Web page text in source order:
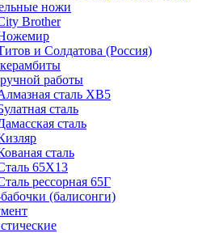
ножи
Brother
и Солдатова (Россия)
работы
сталь ХВ5
сталь
сталь
сталь
65Х13
рессорная 65Г
(балисонги)